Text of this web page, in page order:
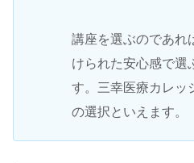
講座を選ぶのであれ
けられた安心感で選
す。三幸医療カレッ
の選択といえます。